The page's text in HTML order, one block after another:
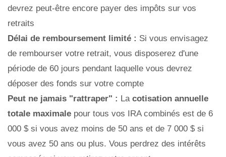
devrez peut-être encore payer des impôts sur vos
retraits
Délai de remboursement limité : Si vous envisagez
de rembourser votre retrait, vous disposerez d'une
période de 60 jours pendant laquelle vous devrez
déposer des fonds sur votre compte
Peut ne jamais "rattraper" : La cotisation annuelle
totale maximale pour tous vos IRA combinés est de 6
000 $ si vous avez moins de 50 ans et de 7 000 $ si
vous avez 50 ans ou plus. Vous perdrez des intérêts